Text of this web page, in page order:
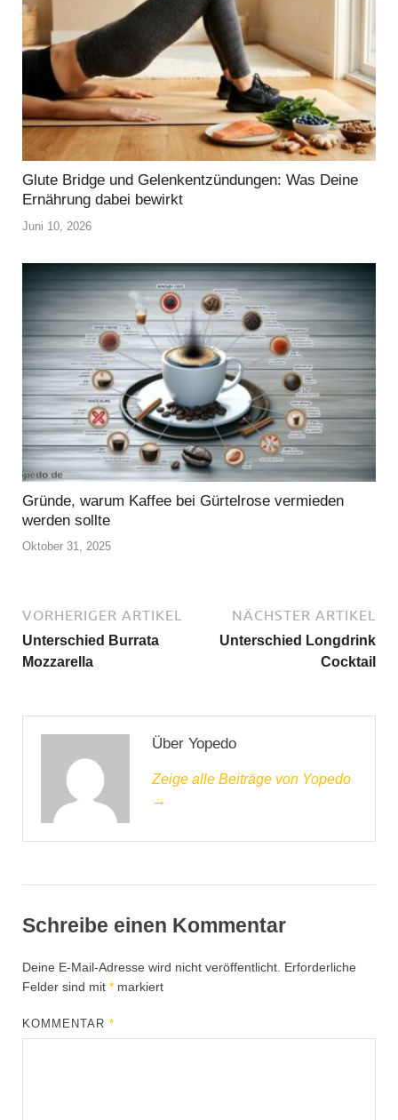
Glute Bridge und Gelenkentzündungen: Was Deine
Ernährung dabei bewirkt
Juni 10, 2026
Gründe, warum Kaffee bei Gürtelrose vermieden
werden sollte
Oktober 31, 2025
VORHERIGER ARTIKEL
Unterschied Burrata
Mozzarella
NÄCHSTER ARTIKEL
Unterschied Longdrink
Cocktail
Über Yopedo
Zeige alle Beiträge von Yopedo
→
Schreibe einen Kommentar
Deine E-Mail-Adresse wird nicht veröffentlicht. Erforderliche
Felder sind mit * markiert
KOMMENTAR*